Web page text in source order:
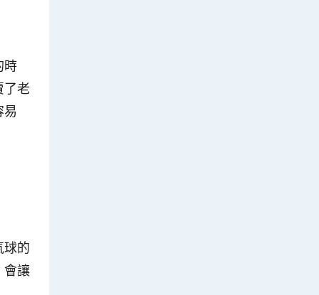
時
了老
易
球的
會讓